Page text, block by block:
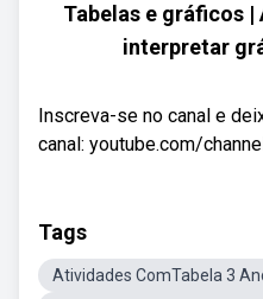
Tabelas e gráficos
interpretar
Inscreva-se no canal e
canal: youtube.com/
Tags
Atividades ComTabela 3